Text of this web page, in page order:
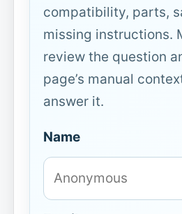
compatibility, parts,
missing instructions.
review the question
page’s manual
answer it.
Name